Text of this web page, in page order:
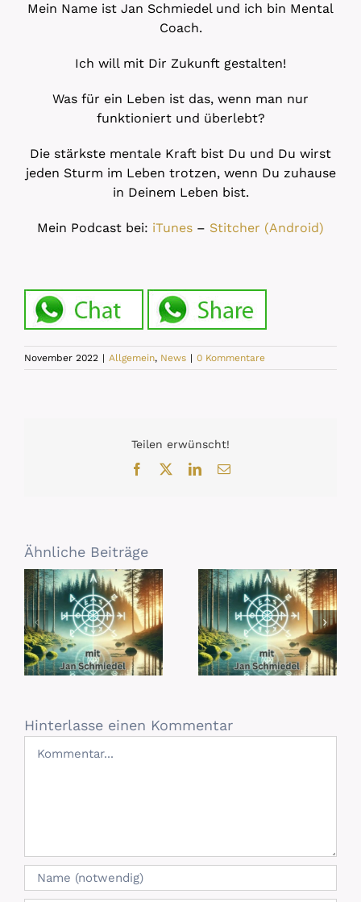
Mein Name ist Jan Schmiedel und ich bin Mental
Coach.
Ich will mit Dir Zukunft gestalten!
Was für ein Leben ist das, wenn man nur
funktioniert und überlebt?
Die stärkste mentale Kraft bist Du und Du wirst
jeden Sturm im Leben trotzen, wenn Du zuhause
in Deinem Leben bist.
Mein Podcast bei: iTunes – Stitcher (Android)
November 2022 | Allgemein, News | 0 Kommentare
Teilen erwünscht!
Facebook
LinkedIn
E-
Ähnliche Beiträge
Hinterlasse einen Kommentar